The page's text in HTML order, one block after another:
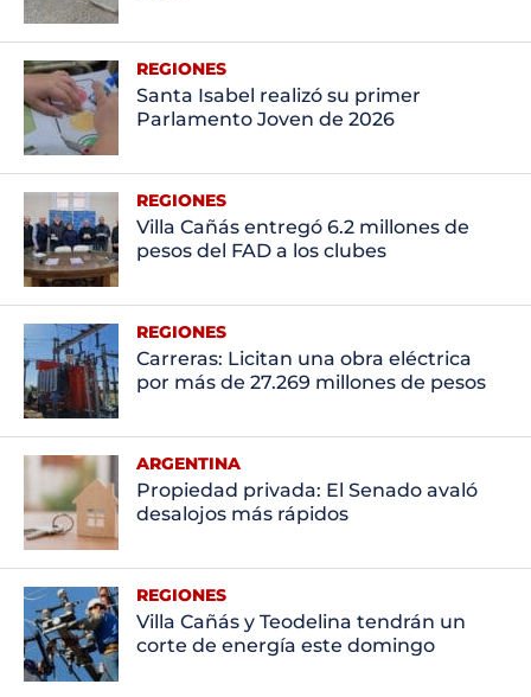
REGIONES
Santa Isabel realizó su primer
Parlamento Joven de 2026
REGIONES
Villa Cañás entregó 6.2 millones de
pesos del FAD a los clubes
REGIONES
Carreras: Licitan una obra eléctrica
por más de 27.269 millones de pesos
ARGENTINA
Propiedad privada: El Senado avaló
desalojos más rápidos
REGIONES
Villa Cañás y Teodelina tendrán un
corte de energía este domingo